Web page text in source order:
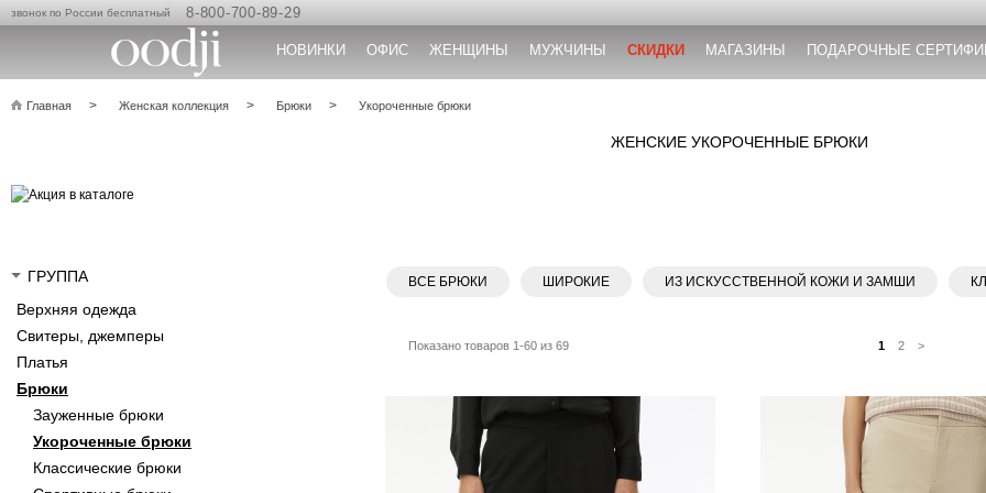
звонок по России бесплатный 8-800-700-89-29
НОВИНКИ ОФИС ЖЕНЩИНЫ МУЖЧИНЫ СКИДКИ МАГАЗИНЫ ПОДАРОЧНЫЕ
Главная Женская коллекция Брюки Укороченные брюки
ЖЕНСКИЕ УКОРОЧЕННЫЕ БРЮКИ
ГРУППА
Верхняя одежда
Свитеры, джемперы
Платья
Брюки
Зауженные брюки
Укороченные брюки
Классические брюки
ВСЕ БРЮКИ ШИРОКИЕ ИЗ ИСКУССТВЕННОЙ КОЖИ И ЗАМШИ
Показано товаров 1-60 из 69 1 2 >